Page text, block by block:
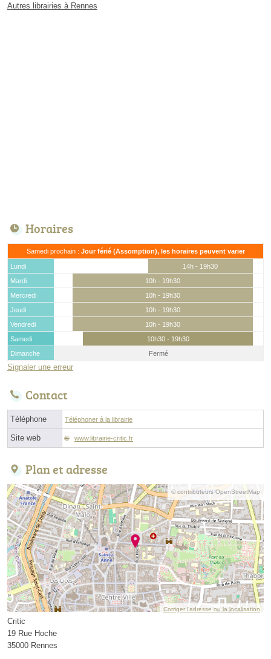
Autres librairies à Rennes
Horaires
Samedi prochain : Jour férié (Assomption), les horaires peuvent varier
Lundi
14h - 19h30
Mardi
10h - 19h30
Mercredi
10h - 19h30
Jeudi
10h - 19h30
Vendredi
10h - 19h30
Samedi
10h30 - 19h30
Dimanche
Fermé
Signaler une erreur
Contact
Téléphone Téléphoner à la librairie
Site web www.librairie-critic.fr
Plan et adresse
© contributeurs OpenStreetMap
Corriger l’adresse ou la localisation
Critic
19 Rue Hoche
35000 Rennes